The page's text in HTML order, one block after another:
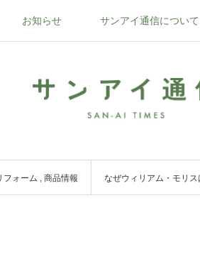
お知らせ サンアイ通信について
フォーム , 商品情報 なぜウィリアム・モリ